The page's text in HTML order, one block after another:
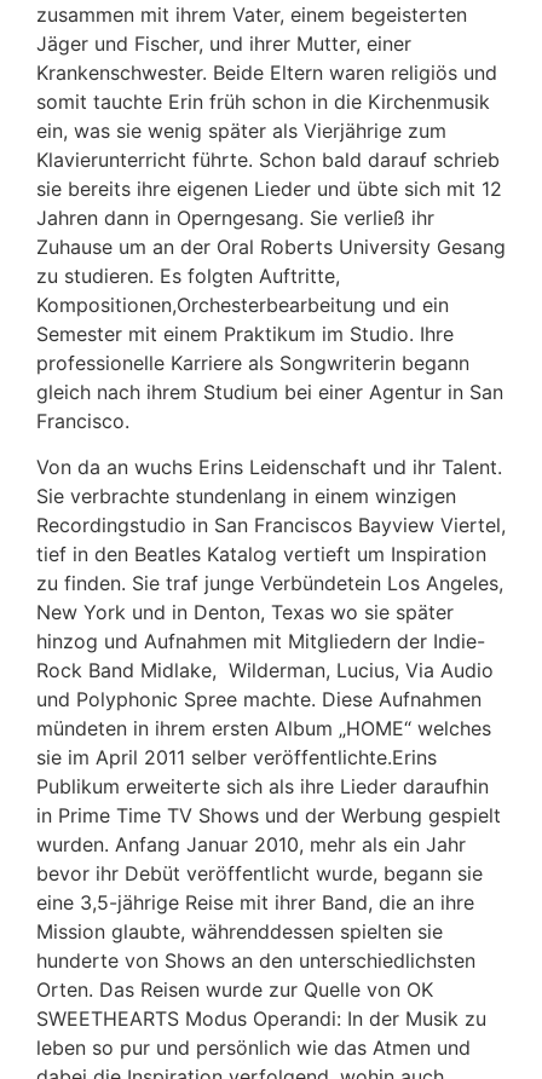
zusammen mit ihrem Vater, einem begeisterten
Jäger und Fischer, und ihrer Mutter, einer
Krankenschwester. Beide Eltern waren religiös und
somit tauchte Erin früh schon in die Kirchenmusik
ein, was sie wenig später als Vierjährige zum
Klavierunterricht führte. Schon bald darauf schrieb
sie bereits ihre eigenen Lieder und übte sich mit 12
Jahren dann in Operngesang. Sie verließ ihr
Zuhause um an der Oral Roberts University Gesang
zu studieren. Es folgten Auftritte,
Kompositionen,Orchesterbearbeitung und ein
Semester mit einem Praktikum im Studio. Ihre
professionelle Karriere als Songwriterin begann
gleich nach ihrem Studium bei einer Agentur in San
Francisco.
Von da an wuchs Erins Leidenschaft und ihr Talent.
Sie verbrachte stundenlang in einem winzigen
Recordingstudio in San Franciscos Bayview Viertel,
tief in den Beatles Katalog vertieft um Inspiration
zu finden. Sie traf junge Verbündetein Los Angeles,
New York und in Denton, Texas wo sie später
hinzog und Aufnahmen mit Mitgliedern der Indie-
Rock Band Midlake, Wilderman, Lucius, Via Audio
und Polyphonic Spree machte. Diese Aufnahmen
mündeten in ihrem ersten Album „HOME“ welches
sie im April 2011 selber veröffentlichte.Erins
Publikum erweiterte sich als ihre Lieder daraufhin
in Prime Time TV Shows und der Werbung gespielt
wurden. Anfang Januar 2010, mehr als ein Jahr
bevor ihr Debüt veröffentlicht wurde, begann sie
eine 3,5-jährige Reise mit ihrer Band, die an ihre
Mission glaubte, währenddessen spielten sie
hunderte von Shows an den unterschiedlichsten
Orten. Das Reisen wurde zur Quelle von OK
SWEETHEARTS Modus Operandi: In der Musik zu
leben so pur und persönlich wie das Atmen und